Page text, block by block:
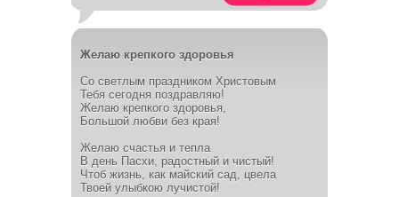
Желаю крепкого здоровья
Со светлым праздником Христовым
Тебя сегодня поздравляю!
Желаю крепкого здоровья,
Большой любви без края!
Желаю счастья и тепла
В день Пасхи, радостный и чистый!
Чтоб жизнь, как майский сад, цвела
Твоей улыбкою лучистой!